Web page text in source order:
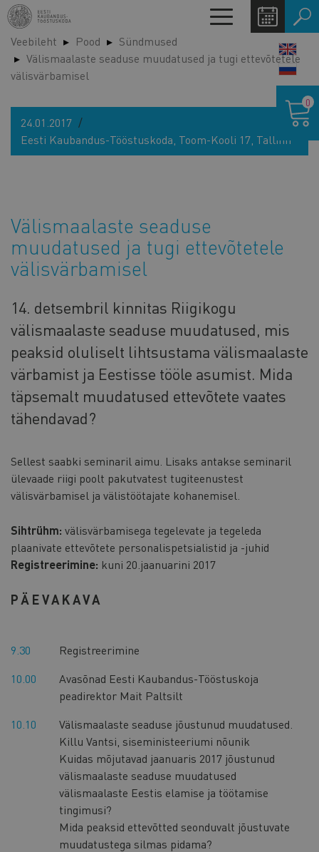
Liigu
edasi
põhisisu
juurde
Toggle
navigation
Veebileht Pood
Sündmused
Välismaalaste seaduse muudatused ja tugi ettevõtetele
välisvärbamisel
24.01.2017
Eesti Kaubandus-Tööstuskoda, Toom-Kooli 17, Tallinn
Välismaalaste seaduse
muudatused ja tugi ettevõtetele
välisvärbamisel
14. detsembril kinnitas Riigikogu
välismaalaste seaduse muudatused, mis
peaksid oluliselt lihtsustama välismaalaste
värbamist ja Eestisse tööle asumist. Mida
täpsemalt muudatused ettevõtete vaates
tähendavad?
Sellest saabki seminaril aimu. Lisaks antakse seminaril
ülevaade riigi poolt pakutvatest tugiteenustest
välisvärbamisel ja välistöötajate kohanemisel.
Sihtrühm: välisvärbamisega tegelevate ja tegeleda
plaanivate ettevõtete personalispetsialistid ja -juhid
Registreerimine: kuni 20.jaanuarini 2017
PÄEVAKAVA
9.30
Registreerimine
10.00
Avasõnad Eesti Kaubandus-Tööstuskoja
peadirektor Mait Paltsilt
10.10
Välismaalaste seaduse jõustunud muudatused.
Killu Vantsi, siseministeeriumi nõunik
Kuidas mõjutavad jaanuaris 2017 jõustunud
välismaalaste seaduse muudatused
välismaalaste Eestis elamise ja töötamise
tingimusi?
Mida peaksid ettevõtted seonduvalt jõustuvate
muudatustega silmas pidama?
0